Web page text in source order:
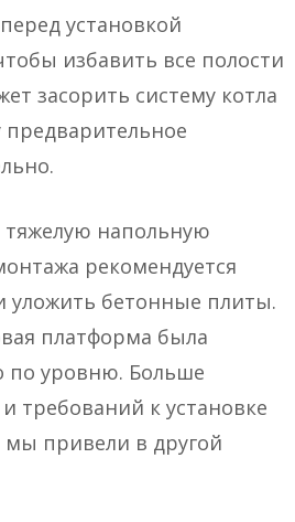
установкой
избавить все полости
засорить систему котла
тяжелую напольную
рекомендуется
уложить бетонные плиты.
платформа была
по уровню. Больше
требований к установке
мы привели в другой